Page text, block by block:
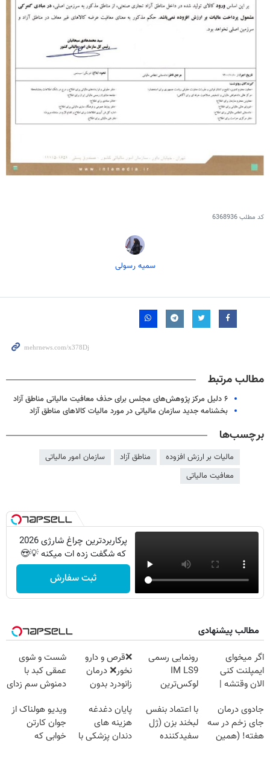
کد مطلب6368936
سمیه رسولی
مطالب مرتبط
۶ دلیل مرکز پژوهش‌های مجلس برای حذف معافیت مالیاتی مناطق آزاد
بخشنامه جدید سازمان مالیاتی در مورد مالیات کالاهای مناطق آزاد
برچسب‌ها
مالیات بر ارزش افزوده مناطق آزاد
سازمان امور مالیاتی
معافیت مالیاتی
پرکاربردترین چراغ شارژی 2026
که شگفت زده ات میکنه 💡😍
ثبت سفارش
مطالب پیشنهادی
اگر میخوای
ایمپلنت کنی
الان وقتشه |
میلیون تومان!!!
رونمایی رسمی
IM LS9
لوکس‌ترین
❌قرص‌ و دارو
نخور❌ درمان
زانودرد بدون
شست و شوی
عمقی کبد با
دمنوش سم زدای
جادوی درمان
جای زخم در سه
هفته! (همین
با اعتماد بنفس
لبخند بزن (ژل
سفیدکننده
پایان دغدغه
هزینه های
دندان پزشکی با
ویدیو هولناک از
جوان کارتن
خوابی که